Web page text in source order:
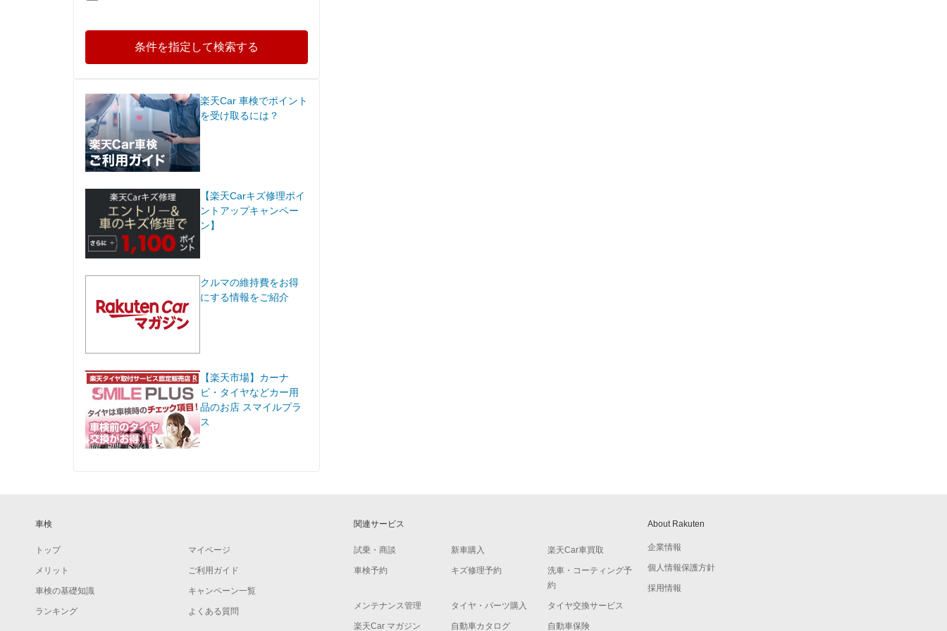
条件を指定して検索する
楽天Car 車検でポイント
を受け取るには？
【楽天Carキズ修理ポイ
ントアップキャンペー
ン】
クルマの維持費をお得
にする情報をご紹介
【楽天市場】カーナ
ビ・タイヤなどカー用
品のお店 スマイルプラ
ス
車検
トップ マイページ
メリット ご利用ガイド
車検の基礎知識 キャンペーン一覧
ランキング よくある質問
関連サービス
試乗・商談 新車購入 楽天Car車買取
車検予約 キズ修理予約
洗車・コーティング予
約
メンテナンス管理 タイヤ・パーツ購入 タイヤ交換サービス
楽天Car マガジン 自動車カタログ 自動車保険
About Rakuten
企業情報
個人情報保護方針
採用情報